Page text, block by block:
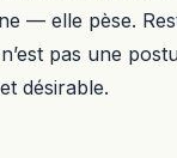
— elle pèse.
pas une
désirable.